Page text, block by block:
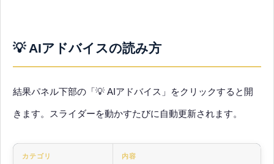
💡 AIアドバイスの読み方
結果パネル下部の「💡 AIアドバイス」をクリックすると開
きます。スライダーを動かすたびに自動更新されます。
カテゴリ 内容